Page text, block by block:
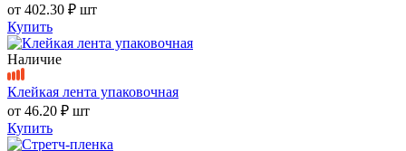
от 402.30 ₽ шт
Купить
Наличие
Клейкая лента упаковочная
от 46.20 ₽ шт
Купить